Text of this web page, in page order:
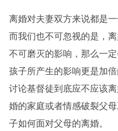
离婚对夫妻双方来说都是
而我们也不可忽视的是，
不可磨灭的影响，那么一
孩子所产生的影响更是加
讨论基督徒到底应不应该
婚的家庭或者情感破裂父
子如何面对父母的离婚。